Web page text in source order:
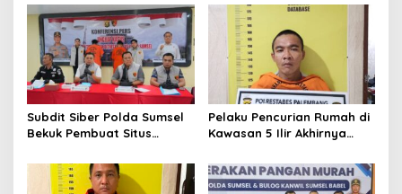
Subdit Siber Polda Sumsel
Bekuk Pembuat Situs
Bhayangkara Run 2026
Pelaku Pencurian Rumah di
Kawasan 5 Ilir Akhirnya